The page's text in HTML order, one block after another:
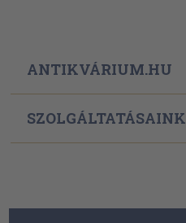
ANTIKVÁRIUM.HU
SZOLGÁLTATÁSAINK